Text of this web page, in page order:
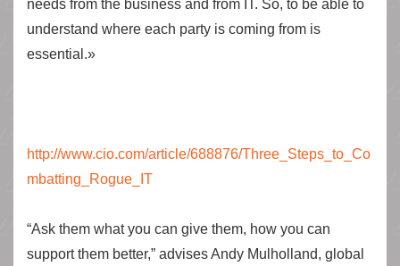
needs from the business and from IT. So, to be able to
understand where each party is coming from is
essential.»
http://www.cio.com/article/688876/Three_Steps_to_Co
mbatting_Rogue_IT
“Ask them what you can give them, how you can
support them better,” advises Andy Mulholland, global